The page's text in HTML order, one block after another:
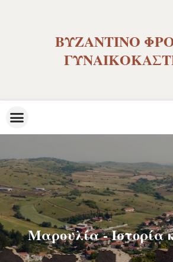
ΒΥΖΑΝΤΙΝΟ
Μαρουλία - Ιστορία